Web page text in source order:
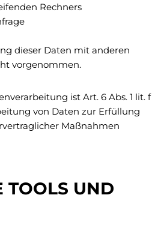
Rechners
dieser Daten mit anderen
vorgenommen.
ist Art. 6 Abs. 1 lit. f
von Daten zur Erfüllung
Maßnahmen
TOOLS UND